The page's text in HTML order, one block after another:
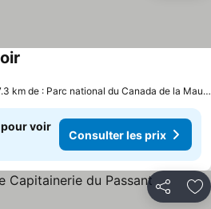
à 17.3 km de : Parc national du Canada de la Mauricie
pour voir
Consulter les prix
Partager